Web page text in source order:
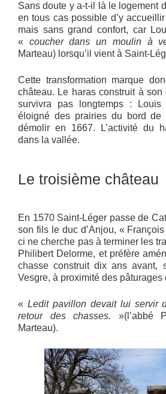
Sans doute y a-t-il là le logement
en tous cas possible d’y
mais sans grand confort, car
« coucher dans un moulin à
Marteau) lorsqu’il vient à Saint-
Cette transformation marque
château. Le haras construit à
survivra pas longtemps :
éloigné des prairies du bord
démolir en 1667. L’activité du
dans la vallée.
Le troisième château
En 1570 Saint-Léger passe de
son fils le duc d’Anjou, «
ci ne cherche pas à terminer les
Philibert Delorme, et préfère
chasse construit dix ans avant,
Vesgre, à proximité des pâturages
« Ledit pavillon devait lui servir
retour des chasses. »(l’abbé
Marteau).